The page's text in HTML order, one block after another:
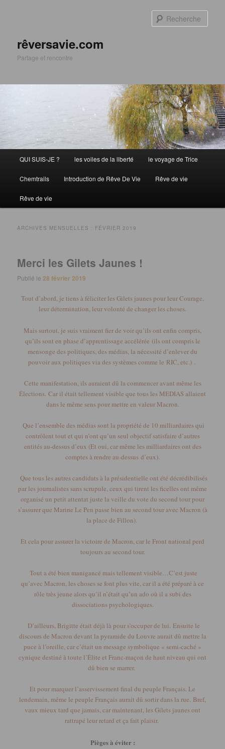
rêversavie.com
Partage et rencontre
principal
QUI SUIS-JE ? les voiles de la liberté le voyage de Trice
Chemtrails Introduction de Rêve De Vie Rêve de vie
Rêve de vie
ARCHIVES MENSUELLES : FÉVRIER 2019
Merci les Gilets Jaunes !
Publié le28 février 2019
Tout d’abord, je tiens à féliciter les Gilets jaunespour leur Courage,
leur détermination, leur volonté de changer les choses.
Mais surtout, je suis vraiment fier de voir qu’ils ont enfin compris,
qu’ils sont en phase d’apprentissage accélérée (ils ont compris le
mensonge des politiques, des médias, la nécessité d’enlever du
pouvoir aux politiques via des systèmes comme le RIC , etc.).
Cette manifestation, ils auraient dû la commencer avant même les
Élections. Car il était tellement visible que tous les MEDIAS allaient
dans le même sens pour mettre en valeur Macron.
Que l’ensemble des médias sont la propriété de 10 milliardaires qui
contrôlent tout et qui n’ont qu’un seul objectif satisfaire d’autres
entités au-dessus d’eux (Et oui, car même les milliardaires ont des
comptes à rendre au-dessus d’eux).
Que tous les autres candidats à la présidentielle ont été décrédibilisés
par les journalistes sans scrupule, ceux qui tirent les ficelles ont même
organisé un petit attentat juste la veille du vote du second tour pour
s’assurer que Marine Le Pen passe bien au second tour avec Macron (à
la place de Fillon).
Et cela pour assurer la victoire de Macron, car le Front national perd
toujours au second tour.
Tout a été bien manigancé mais tellement visible…C’est juste
qu’avec Macron, les choses se font plus vite, car il a été préparé à ce
rôle très jeune alors qu’il n’était qu’un ado où il a subi des
dissociations psychologiques.
D’ailleurs, Brigitte était déjà là pour s’occuper de lui. Ensuite le
discours de Macron devant la pyramide du Louvre aurait dû mettre la
puce à l’oreille, car c’était un message symbolique « semi-caché »
cynique destiné à toute l’Élite et Franc-maçon de haut niveau qui ont
dû bien se marrer.
Et pour marquer l’asservissement final du peuple Français. Le
lendemain, même le peuple Français aurait dû sortir dans la rue. Bref,
vaux mieux tard que jamais, car maintenant, les Gilets jaunes ont
rattrapé leur retard et ça fait plaisir.
Pièges à éviter :